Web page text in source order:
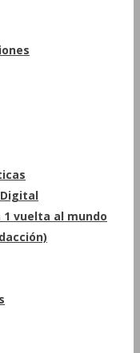
1 vuelta al mundo